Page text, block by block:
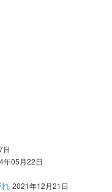
日
年05月22日
2021年12月21日